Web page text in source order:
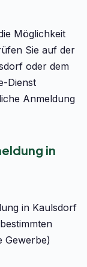
Möglichkeit
Sie auf der
oder dem
Dienst
Anmeldung
in
in Kaulsdorf
Gewerbe)